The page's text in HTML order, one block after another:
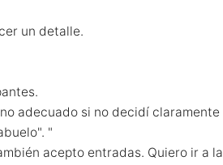
un detalle.
adecuado si no decidí
"
acepto entradas. Quiero ir a